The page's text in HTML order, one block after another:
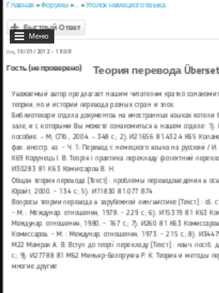
Меню
Главная»Форумы».. »Уголок немецкого языка
Быстрый Ответ
пн, 16/01/2012 - 18:08
Гость (не проверено) Теория перевода
Уважаемый автор предлагает нашим читателям кратко
теории, но и истории перевода разных стран и эпох.
Библиотекари отдела документов на иностранных языках
зале, и с которыми Вы можете ознакомиться в нашем отделе:
пособие. – М.; СПб., 2004. – 348 с.; 2). И21656 81.432.4 К65
фак. иностр. яз. - Ч. 1: Перевод с немецкого языка на русский
К69 Корунець І. В. Теорія і практика перекладу (аспектний
И30283 81 К63 Комиссаров В. Н.
Общая теория перевода [Текст] : проблемы переводоведения в
Юрайт, 2000. - 134 с.; 5). И11830 81.077 В74
Вопросы теории перевода в зарубежной лингвистике [Текст] :
- М. : Междунар. отношения, 1978. - 229 с.; 6). И15319 81 К63
Междунар. отношения, 1980. - 167 с.; 7). И260 81 К63
Комиссаров. - М. : Междунар. отношения, 1973. - 215 с.; 8).
М22 Мамрак А. В. Вступ до теорії перекладу [Текст] : навч.
с.; 9). И27788 81 М62 Миньяр-Белоручев Р. К. Теория и методы
многие другие